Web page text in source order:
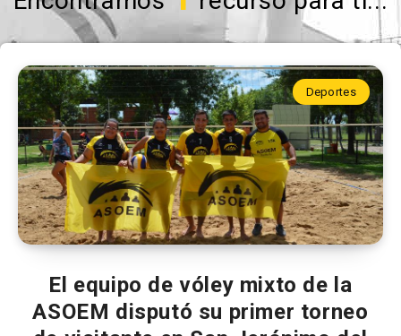
Deportes
El equipo de vóley mixto de la
ASOEM disputó su primer torneo